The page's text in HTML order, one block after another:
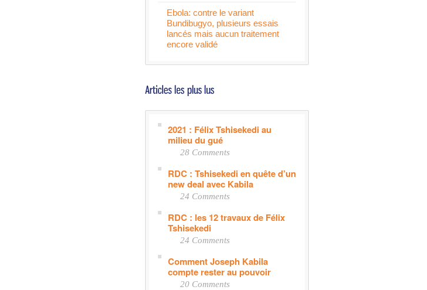
Ebola: contre le variant
Bundibugyo, plusieurs essais
lancés mais aucun traitement
encore validé
2021 : Félix Tshisekedi au
milieu du gué
28 Comments
RDC : Tshisekedi en quête d’un
new deal avec Kabila
24 Comments
RDC : les 12 travaux de Félix
Tshisekedi
24 Comments
Comment Joseph Kabila
compte rester au pouvoir
20 Comments